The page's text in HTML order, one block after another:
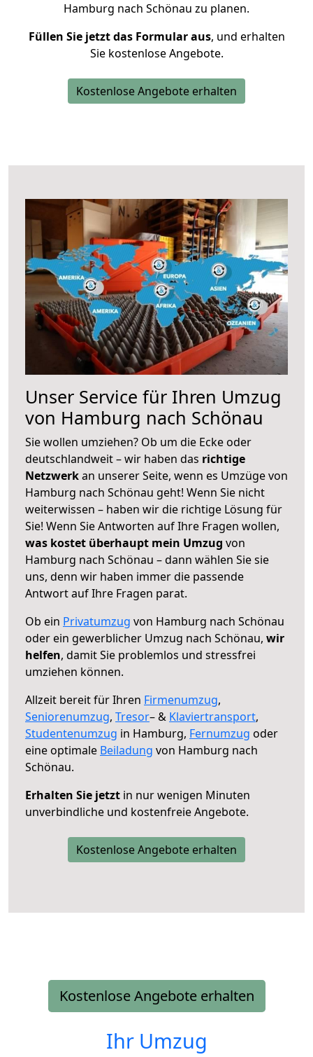
Hamburg nach Schönau zu planen.
Füllen Sie jetzt das Formular aus, und erhalten
Sie kostenlose Angebote.
Kostenlose Angebote erhalten
Unser Service für Ihren Umzug
von Hamburg nach Schönau
Sie wollen umziehen? Ob um die Ecke oder
deutschlandweit – wir haben das richtige
Netzwerkan unserer Seite, wenn es Umzüge von
Hamburg nach Schönau geht! Wenn Sie nicht
weiterwissen – haben wir die richtige Lösung für
Sie! Wenn Sie Antworten auf Ihre Fragen wollen,
was kostet überhaupt mein Umzug von
Hamburg nach Schönau – dann wählen Sie sie
uns, denn wir haben immer die passende
Antwort auf Ihre Fragen parat.
Ob ein Privatumzug von Hamburg nach Schönau
oder ein gewerblicher Umzug nach Schönau, wir
helfen, damit Sie problemlos und stressfrei
umziehen können.
Allzeit bereit für Ihren Firmenumzug,
Seniorenumzug, Tresor– & Klaviertransport,
Studentenumzug in Hamburg, Fernumzug oder
eine optimale Beiladung von Hamburg nach
Schönau.
Erhalten Sie jetzt in nur wenigen Minuten
unverbindliche und kostenfreie Angebote.
Kostenlose Angebote erhalten
Kostenlose Angebote erhalten
Ihr Umzug